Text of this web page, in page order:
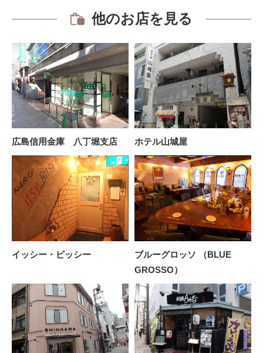
他のお店を見る
広島信用金庫 八丁堀支店 ホテル山城屋
イッシー・ビッシー
ブルーグロッソ （BLUE
GROSSO）